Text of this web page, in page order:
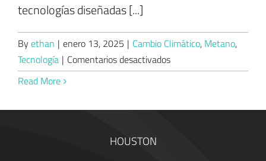
tecnologías diseñadas [...]
By ethan | enero 13, 2025 | Cambio Climático, Metano,
Tecnología | Comentarios desactivadosen
La
de
Read More
HOUSTON